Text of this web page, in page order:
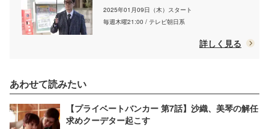
2025年01月09日（木）スタート
毎週木曜21:00 / テレビ朝日系
詳しく見る
あわせて読みたい
【プライベートバンカー 第7話】沙織、美琴の解任
求めクーデター起こす